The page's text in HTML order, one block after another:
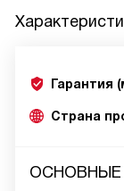
Гарантия
Страна
ОСНОВНЫЕ